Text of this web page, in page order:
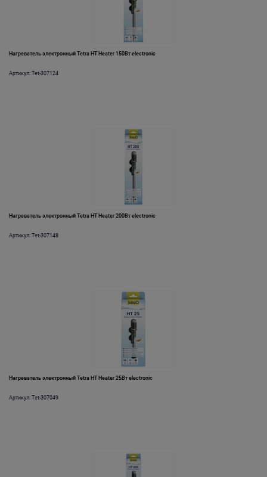
Нагреватель электронный Tetra HT Heater 150Вт electronic
Артикул: Tet-307124
Нагреватель электронный Tetra HT Heater 200Вт electronic
Артикул: Tet-307148
Нагреватель электронный Tetra HT Heater 25Вт electronic
Артикул: Tet-307049